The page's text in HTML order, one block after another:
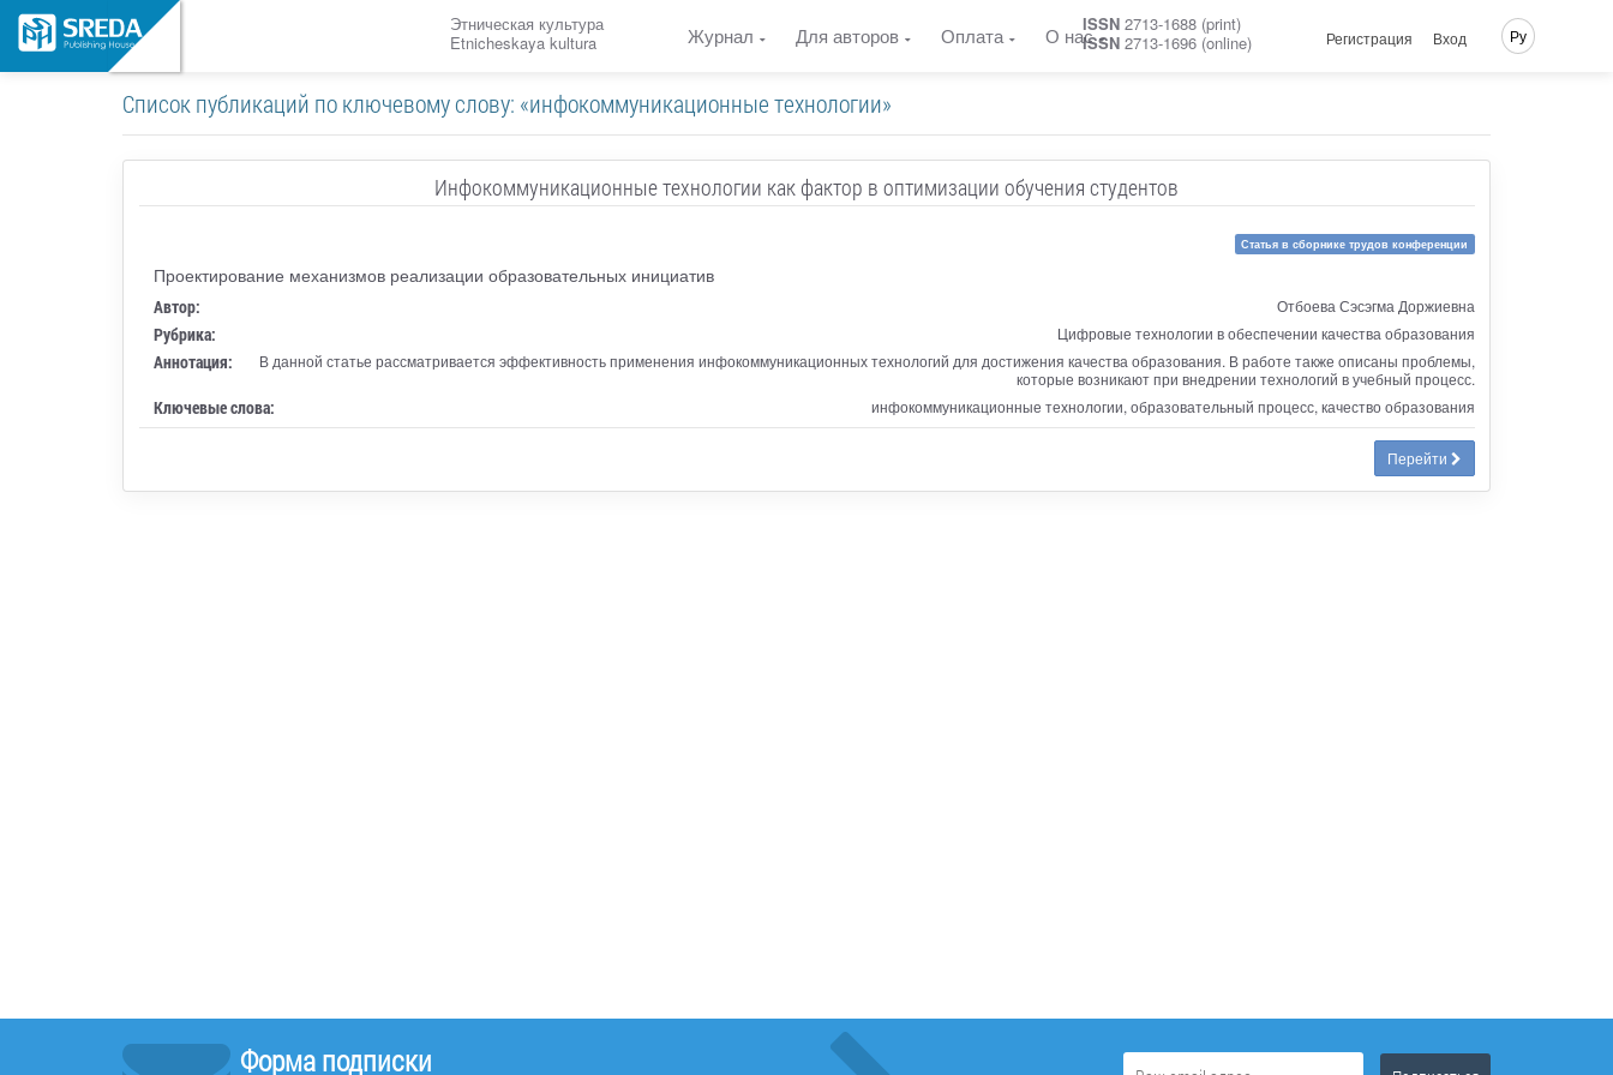
Этническая культура
Etnicheskaya kultura
Журнал Для авторов Оплата О насISSN 2713-1688 (print)
ISSN 2713-1696 (online) Регистрация Вход Ру
Список публикаций по ключевому слову: «инфокоммуникационные технологии»
Инфокоммуникационные технологии как фактор в оптимизации обучения студентов
Статья в сборнике трудов конференции
Проектирование механизмов реализации образовательных инициатив
Автор: Отбоева Сэсэгма Доржиевна
Рубрика: Цифровые технологии в обеспечении качества образования
Аннотация:
В данной статье рассматривается эффективность применения инфокоммуникационных технологий для достижения качества образования. В работе также описаны проблемы,
которые возникают при внедрении технологий в учебный процесс.
Ключевые слова: инфокоммуникационные технологии, образовательный процесс, качество образования
Перейти
Форма подписки